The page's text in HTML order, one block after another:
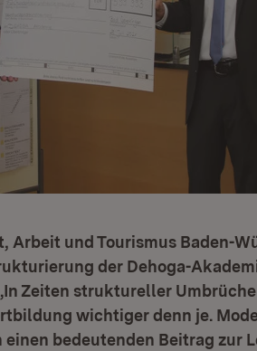
Arbeit und Tourismus Baden-
der Dehoga-
Zeiten struktureller
wichtiger denn je.
bedeutenden Beitrag zur